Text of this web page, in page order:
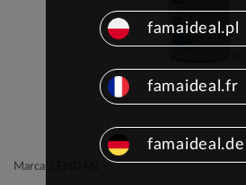
Marca: LENDAN
famaideal.pl
famaideal.fr
famaideal.de